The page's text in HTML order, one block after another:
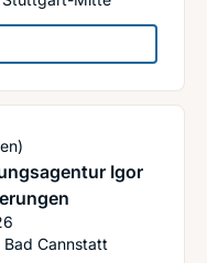
GmbH
Igor
Cannstatt